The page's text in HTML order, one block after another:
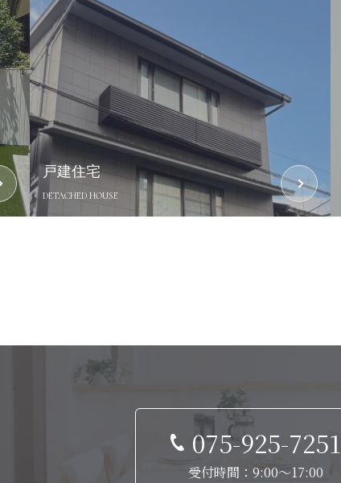
戸建住宅
DETACHED HOUSE
075-925-7251
受付時間：9:00～17:00